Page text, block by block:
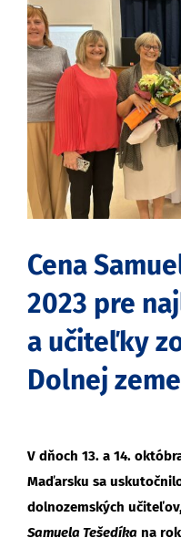
obrázok
Cena
2023 pre
a učiteľky
Dolnej zeme
V dňoch 13. a 14.
Maďarsku sa
dolnozemských
Samuela Tešedíkana rok